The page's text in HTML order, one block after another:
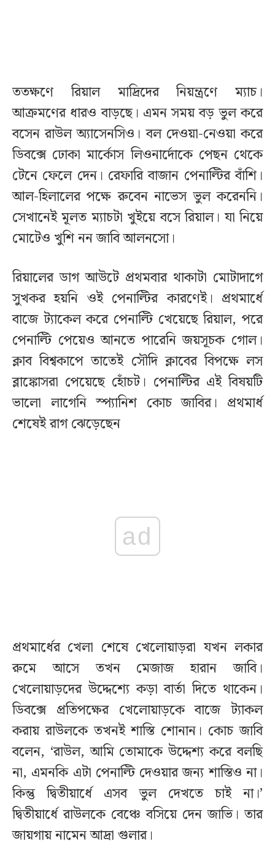
ততক্ষণে রিয়াল মাদ্রিদের নিয়ন্ত্রণে ম্যাচ।
আক্রমণের ধারও বাড়ছে। এমন সময় বড় ভুল করে
বসেন রাউল অ্যাসেনসিও। বল দেওয়া-নেওয়া করে
ডিবক্সে ঢোকা মার্কোস লিওনার্দোকে পেছন থেকে
টেনে ফেলে দেন। রেফারি বাজান পেনাল্টির বাঁশি।
আল-হিলালের পক্ষে রুবেন নাভেস ভুল করেননি।
সেখানেই মূলত ম্যাচটা খুইয়ে বসে রিয়াল। যা নিয়ে
মোটেও খুশি নন জাবি আলনসো।
রিয়ালের ডাগ আউটে প্রথমবার থাকাটা মোটাদাগে
সুখকর হয়নি ওই পেনাল্টির কারণেই। প্রথমার্ধে
বাজে ট্যাকেল করে পেনাল্টি খেয়েছে রিয়াল, পরে
পেনাল্টি পেয়েও আনতে পারেনি জয়সূচক গোল।
ক্লাব বিশ্বকাপে তাতেই সৌদি ক্লাবের বিপক্ষে লস
ব্লাঙ্কোসরা পেয়েছে হোঁচট। পেনাল্টির এই বিষয়টি
ভালো লাগেনি স্প্যানিশ কোচ জাবির। প্রথমার্ধ
শেষেই রাগ ঝেড়েছেন
ad
প্রথমার্ধের খেলা শেষে খেলোয়াড়রা যখন লকার
রুমে আসে তখন মেজাজ হারান জাবি।
খেলোয়াড়দের উদ্দেশ্যে কড়া বার্তা দিতে থাকেন।
ডিবক্সে প্রতিপক্ষের খেলোয়াড়কে বাজে ট্যাকল
করায় রাউলকে তখনই শাস্তি শোনান। কোচ জাবি
বলেন, ‘রাউল, আমি তোমাকে উদ্দেশ্য করে বলছি
না, এমনকি এটা পেনাল্টি দেওয়ার জন্য শাস্তিও না।
কিন্তু দ্বিতীয়ার্ধে এসব ভুল দেখতে চাই না।’
দ্বিতীয়ার্ধে রাউলকে বেঞ্চে বসিয়ে দেন জাভি। তার
জায়গায় নামেন আদ্রা গুলার।